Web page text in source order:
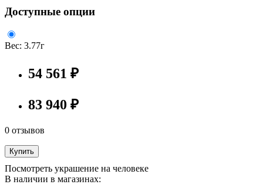
Доступные опции
Вес: 3.77г
54 561 ₽
83 940 ₽
0 отзывов
Купить
Посмотреть украшение на человеке
В наличии в магазинах: